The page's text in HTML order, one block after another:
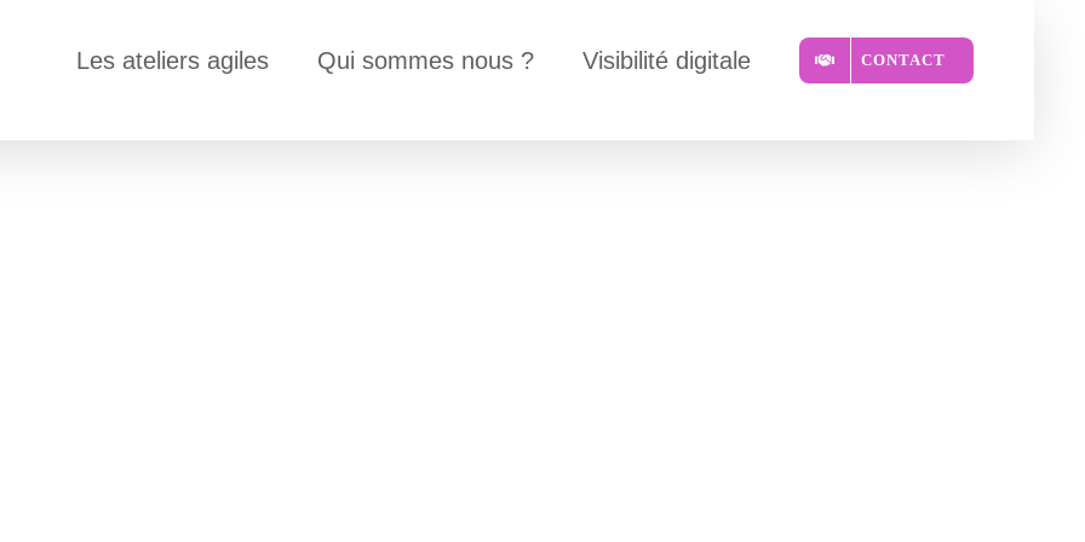
Les ateliers agiles Qui sommes nous ? Visibilité digitale CONTACT